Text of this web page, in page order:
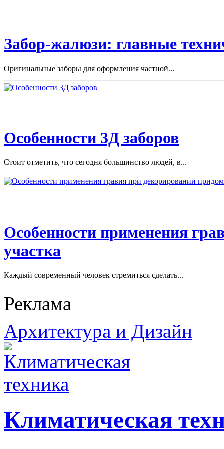
Забор-жалюзи: главные
Оригинальные заборы для оформления частной...
Особенности 3Д заборов
Стоит отметить, что сегодня большинство людей, в...
Особенности применения
участка
Каждый современный человек стремиться сделать...
Реклама
Архитектура и Дизайн
Климатическая